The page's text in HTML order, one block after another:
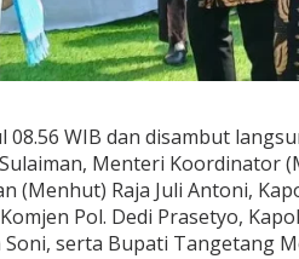
WIB dan disambut
Menteri Koordinator
(Menhut) Raja Juli Antoni,
Pol. Dedi Prasetyo,
serta Bupati Tangetang